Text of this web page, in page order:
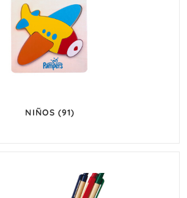
NIÑOS(91)